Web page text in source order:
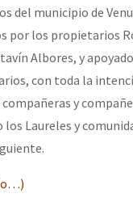
del municipio de
por los propietarios
Albores, y
con toda la
y
los Laureles y